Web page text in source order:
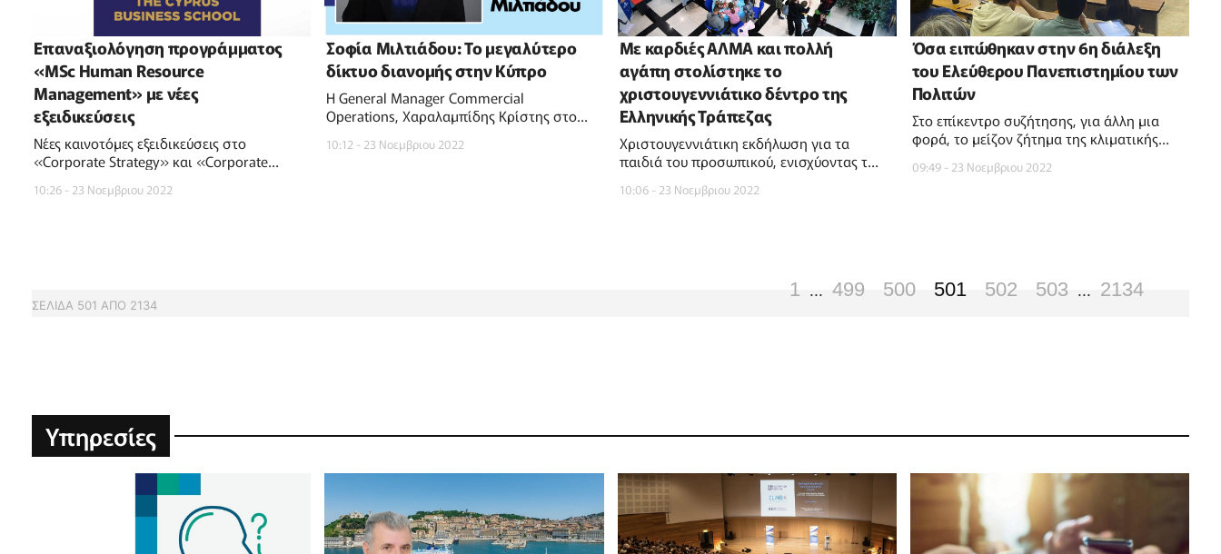
Επαναξιολόγηση προγράμματος
«MSc Human Resource
Management» με νέες
εξειδικεύσεις
Νέες καινοτόμες εξειδικεύσεις στο
«Corporate Strategy» και «Corporate
10:26 - 23 Νοεμβριου 2022
Σοφία Μιλτιάδου: Το μεγαλύτερο
δίκτυο διανομής στην Κύπρο
Η General Manager Commercial
Operations, Χαραλαμπίδης Κρίστης στο
10:12 - 23 Νοεμβριου 2022
Με καρδιές ΑΛΜΑ και πολλή
αγάπη στολίστηκε το
χριστουγεννιάτικο δέντρο της
Ελληνικής Τράπεζας
Χριστουγεννιάτικη εκδήλωση για τα
παιδιά του προσωπικού, ενισχύοντας το
παιδιού «Το Άλμα»
10:06 - 23 Νοεμβριου 2022
Όσα ειπώθηκαν στην 6η διάλεξη
του Ελεύθερου Πανεπιστημίου των
Πολιτών
Στο επίκεντρο συζήτησης, για άλλη μια
φορά, το μείζον ζήτημα της κλιματικής
09:49 - 23 Νοεμβριου 2022
ΣΕΛΙΔΑ 501 ΑΠΟ 2134
1 ... 499 500 501 502 503 ... 2134
Υπηρεσίες